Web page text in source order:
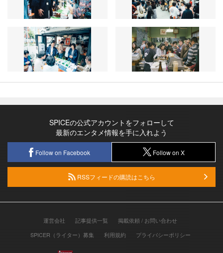
SPICEの公式アカウントをフォローして
最新のエンタメ情報を手に入れよう
Follow on Facebook Follow on X
RSSフィードの購読はこちら
運営会社 記事提供一覧
掲載依頼 / お問い合わせ
SPICER（ライター）募集
利用規約 プライバシーポリシー